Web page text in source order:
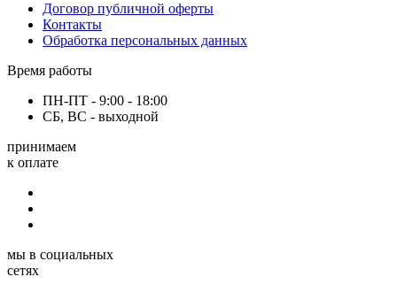
Договор публичной оферты
Контакты
Обработка персональных данных
Время работы
ПН-ПТ - 9:00 - 18:00
СБ, ВС - выходной
принимаем
к оплате
мы в социальных
сетях